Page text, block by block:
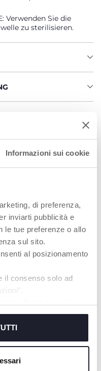
Informazioni sui cookie
di preferenza,
inviarti pubblicità e
le tue preferenze o allo
sul sito.
al posizionamento
il consenso solo ad
fruire del servizio
Verwenden Sie die
zu sterilisieren.
für die Brustwarzen